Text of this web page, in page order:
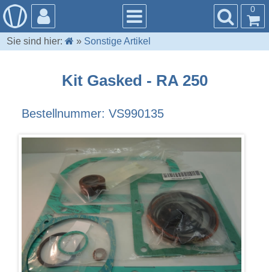
0
Sie sind hier: » Sonstige Artikel
Kit Gasked - RA 250
Bestellnummer: VS990135